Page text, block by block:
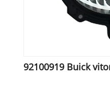
92100919 Buick